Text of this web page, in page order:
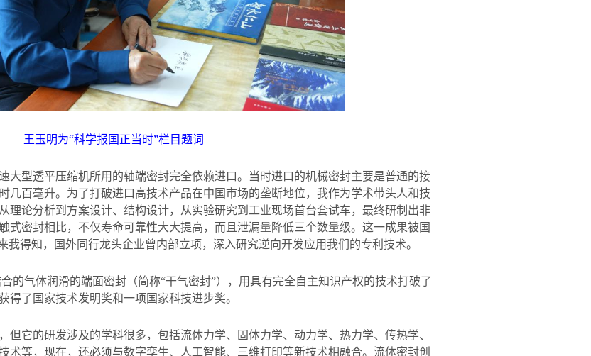
王玉明为“科学报国正当时”栏目题词
大型透平压缩机所用的轴端密封完全依赖进口。当时进口的机械密封主要是普通的接
几百毫升。为了打破进口高技术产品在中国市场的垄断地位，我作为学术带头人和技
理论分析到方案设计、结构设计，从实验研究到工业现场首台套试车，最终研制出非
式密封相比，不仅寿命可靠性大大提高，而且泄漏量降低三个数量级。这一成果被国
我得知，国外同行龙头企业曾内部立项，深入研究逆向开发应用我们的专利技术。
的气体润滑的端面密封（简称“干气密封”），用具有完全自主知识产权的技术打破了
了国家技术发明奖和一项国家科技进步奖。
但它的研发涉及的学科很多，包括流体力学、固体力学、动力学、热力学、传热学、
术等，现在，还必须与数字孪生、人工智能、三维打印等新技术相融合。流体密封创